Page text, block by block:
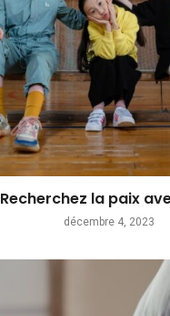
Recherchez la paix
décembre 4, 2023